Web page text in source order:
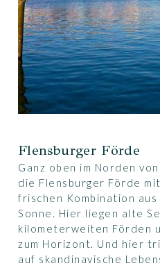
Flensburger Förde
Ganz oben im Norden
die Flensburger Förde
frischen Kombination aus
Sonne. Hier liegen alte
kilometerweiten Förden
zum Horizont. Und hier
auf skandinavische